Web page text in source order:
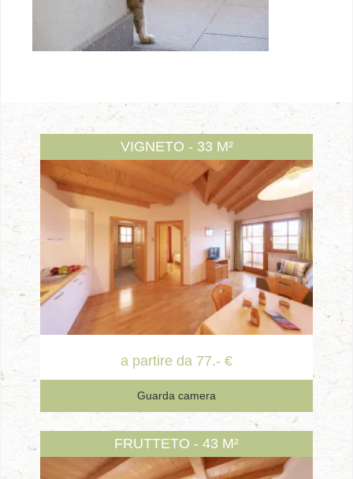
VIGNETO - 33 M²
a partire da 77.- €
Guarda camera
FRUTTETO - 43 M²